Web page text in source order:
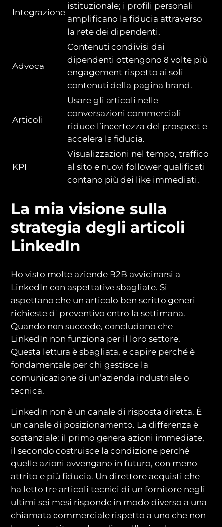
Integrazione
istituzionale; i profili personali
amplificano la fiducia attraverso
la rete dei dipendenti.
Advoca
Contenuti condivisi dai
dipendenti ottengono 8 volte più
engagement rispetto ai soli
contenuti della pagina brand.
Articoli
Usare gli articoli nelle
conversazioni commerciali
riduce l’incertezza del prospect e
accelera la fiducia.
KPI
Visualizzazioni nel tempo, traffico
al sito e nuovi follower qualificati
contano più dei like immediati.
La mia visione sulla
strategia degli articoli
LinkedIn
Ho visto molte aziende B2B avvicinarsi a
LinkedIn con aspettative sbagliate. Si
aspettano che un articolo ben scritto generi
richieste di preventivo entro la settimana.
Quando non succede, concludono che
LinkedIn non funziona per il loro settore.
Questa lettura è sbagliata, e capire perché è
fondamentale per chi gestisce la
comunicazione di un’azienda industriale o
tecnica.
LinkedIn non è un canale di risposta diretta. È
un canale di posizionamento. La differenza è
sostanziale: il primo genera azioni immediate,
il secondo costruisce la condizione perché
quelle azioni avvengano in futuro, con meno
attrito e più fiducia. Un direttore acquisti che
ha letto tre articoli tecnici di un fornitore negli
ultimi sei mesi risponde in modo diverso a una
chiamata commerciale rispetto a uno che non